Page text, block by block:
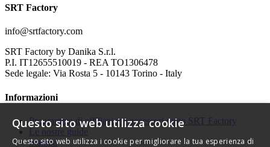
SRT Factory
info@srtfactory.com
SRT Factory by Danika S.r.l.
P.I. IT12655510019 - REA TO1306478
Sede legale: Via Rosta 5 - 10143 Torino - Italy
Informazioni
Programma di affiliazione accessori moto SRT Factory
Le nostre guide
Stampa
Questo sito web utilizza cookie
Questo sito web utilizza i cookie per migliorare la tua esperienza di